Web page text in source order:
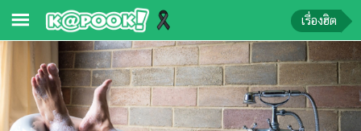
ข่าว-
ความ
รู้
เรื่องฮิต